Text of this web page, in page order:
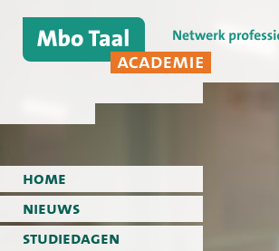
home
nieuws
studiedagen